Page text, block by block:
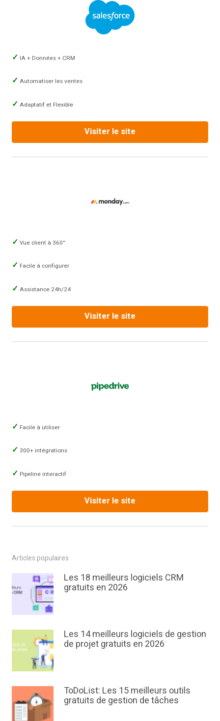
IA + Données + CRM
Automatiser les ventes
Adaptatif et Flexible
Visiter le site
Vue client à 360°
Facile à configurer
Assistance 24h/24
Visiter le site
Facile à utiliser
300+ intégrations
Pipeline interactif
Visiter le site
Articles populaires
Les 18 meilleurs logiciels CRM
gratuits en 2026
Les 14 meilleurs logiciels de gestion
de projet gratuits en 2026
ToDoList: Les 15 meilleurs outils
gratuits de gestion de tâches